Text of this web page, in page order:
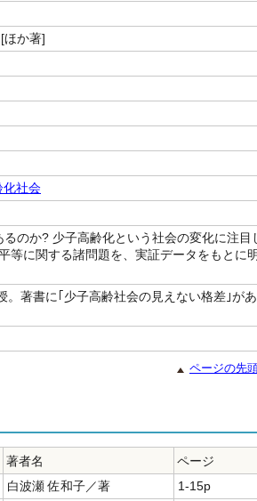
[ほか著]
化社会
のか? 少子高齢化という社会の変化に注目
等に関する諸問題を、実証データをもとに
著書に｢少子高齢社会の見えない格差｣があ
ページの先
著者名
ページ
白波瀬 佐和子／著
1-15p